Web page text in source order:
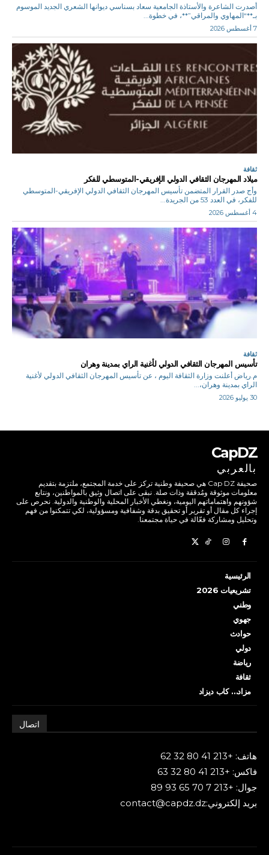
أصدرت الشاعرة والأستاذة الجامعية سعاد بسناسي ديوانها الشعري الجديد الموسوم
بـ**“المهاوي والمراقي”**، في خطوة...
7 أغسطس 2026
ثقافة
ميلاد المهرجان الثقافي الدولي الإفريقي-المتوسطي للفكر
وأج صدر القرار المتضمن تأسيس المهرجان الثقافي الدولي الإفريقي-المتوسطي
للفكر، في العدد 53 من الجريدة...
4 أغسطس 2026
ثقافة
تأسيس المهرجان الثقافي الدولي لأغنية الراي بمدينة وهران
م.رياض أعلنت وزارة الثقافة اليوم ، عن تأسيس المهرجان الثقافي الدولي لأغنية
الراي بمدينة وهران،...
30 يوليو 2026
CapDZ
بالعربي
صحيفة Cap DZ هي صحيفة وطنية تركز على خدمة المجتمع، ملتزمة بتقديم
معلومات موثوقة ومُدققة وذات صلة. نبقى على اتصال وثيق بالمواطنين، ونتابع
شؤونهم واهتماماتهم اليومية، ونغطي الأخبار المحلية والوطنية والدولية. نحرص على
إجراء كل مقال أو تقرير أو تحقيق بدقة وشفافية ومسؤولية، لكي تتمكنوا من فهم
وتحليل ومشاركة فعّالة في حياة مجتمعنا.
الرئيسية
تشريعيات 2026
وطني
جهوي
حوادث
دولي
رياضة
ثقافة
مزاد… كاب ديزاد
اتصال
هاتف: +213 41 80 32 62
فاكس: +213 41 80 32 63
جوال: +213 7 70 65 93 89
بريد إلكتروني:contact@capdz.dz